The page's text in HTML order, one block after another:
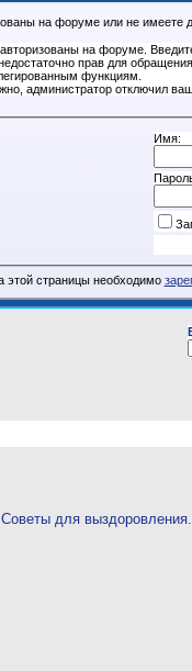
на форуме или не имеете
на форуме.
прав для
функциям.
администратор отключил
Имя:
этой страницы необходимо
для выздоровления.